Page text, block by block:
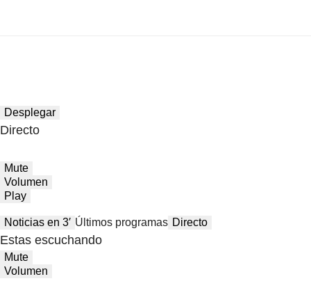
Desplegar
Directo
Mute
Volumen
Play
Noticias en 3′ Últimos programas Directo
Estas escuchando
Mute
Volumen